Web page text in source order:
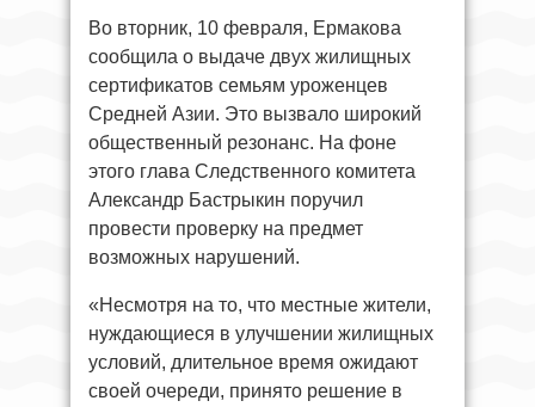
Во вторник, 10 февраля, Ермакова
сообщила о выдаче двух жилищных
сертификатов семьям уроженцев
Средней Азии. Это вызвало широкий
общественный резонанс. На фоне
этого глава Следственного комитета
Александр Бастрыкин поручил
провести проверку на предмет
возможных нарушений.
«Несмотря на то, что местные жители,
нуждающиеся в улучшении жилищных
условий, длительное время ожидают
своей очереди, принято решение в